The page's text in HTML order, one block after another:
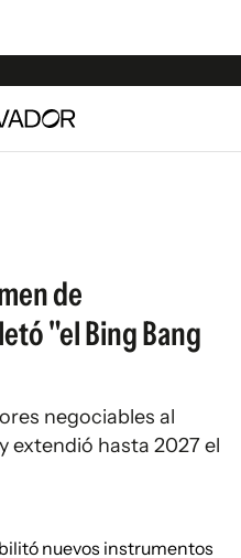
de
"el Bing Bang
negociables al
extendió hasta 2027 el